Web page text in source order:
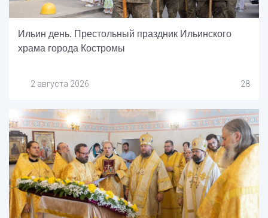
Ильин день. Престольный праздник Ильинского
храма города Костромы
2 августа 2026 28